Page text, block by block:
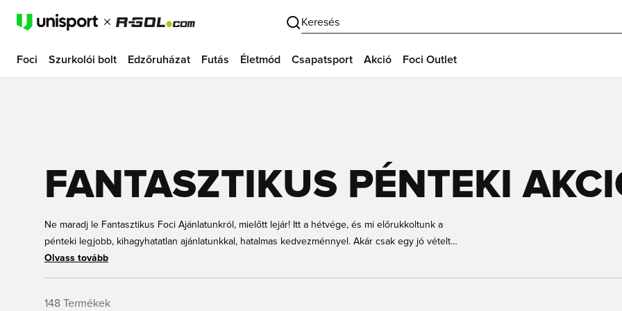
Keresés
Foci Szurkolói bolt Edzőruházat Futás Életmód Csapatsport Akció Foci Outlet
FANTASZTIKUS PÉNTEKI
Ne maradj le Fantasztikus Foci Ajánlatunkról, mielőtt lejár! Itt a hétvége, és mi előrukkoltunk a
pénteki legjobb, kihagyhatatlan ajánlatunkkal, hatalmas kedvezménnyel. Akár csak egy jó vételt
keresel, akár a felszerelésedet szeretnéd feltölteni – remek ajánlatokra bukkanhatsz a
visszanézni minden pénteken egy új fantasztikus ajánlatért!
Olvass tovább
148 Termékek